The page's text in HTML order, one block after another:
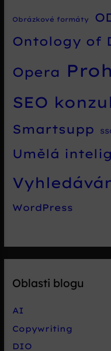
Obrázkové formáty
Ontology of
Opera
SEO
Smartsupp
Umělá
WordPress
Oblasti blogu
AI
Copywriting
DIO